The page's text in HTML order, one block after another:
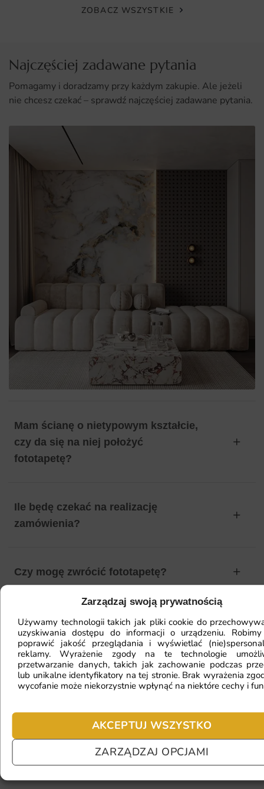
Zarządzaj swoją prywatnością
Używamy technologii takich jak pliki cookie do
uzyskiwania dostępu do informacji o urządzeniu.
poprawić jakość przeglądania i wyświetlać
reklamy. Wyrażenie zgody na te technologie
przetwarzanie danych, takich jak zachowanie podczas
lub unikalne identyfikatory na tej stronie. Brak wyrażenia
wycofanie może niekorzystnie wpłynąć na niektóre cechy i
AKCEPTUJ WSZYSTKO
ZARZĄDZAJ OPCJAMI
idealnie wpisuje się w różnorodne style aranżacji wnętrz.
ZOBACZ WSZYSTKIE
Najczęściej zadawane pytania
Pomagamy i doradzamy przy każdym zakupie. Ale jeżeli
nie chcesz czekać – sprawdź najczęściej zadawane pytania.
Mam ścianę o nietypowym kształcie,
czy da się na niej położyć
fototapetę?
Ile będę czekać na realizację
zamówienia?
Czy mogę zwrócić fototapetę?
Jak zamontować fototapetę? / Jak
przygotować ścianę?
Fototapeta ma inny kolor na telefonie
Jaki materiał wybrać?